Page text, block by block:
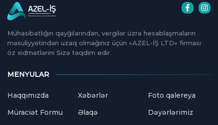
Mühasibatlığın qayğılarından, vergilər üzrə hesablaşmaların
məsuliyyətindən uzaq olmağınız üçün «AZEL-İŞ LTD» firması
öz xidmətlərini Sizə təqdim edir.
MENYULAR
Haqqımızda
Müraciət Formu
Xəbərlər
Əlaqə
Foto qalereya
Dəyərlərimiz